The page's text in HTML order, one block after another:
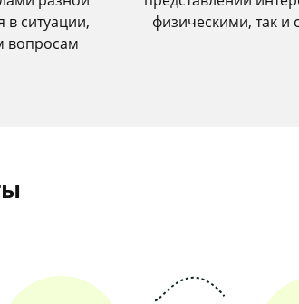
в ситуации,
вопросам
физическими, так